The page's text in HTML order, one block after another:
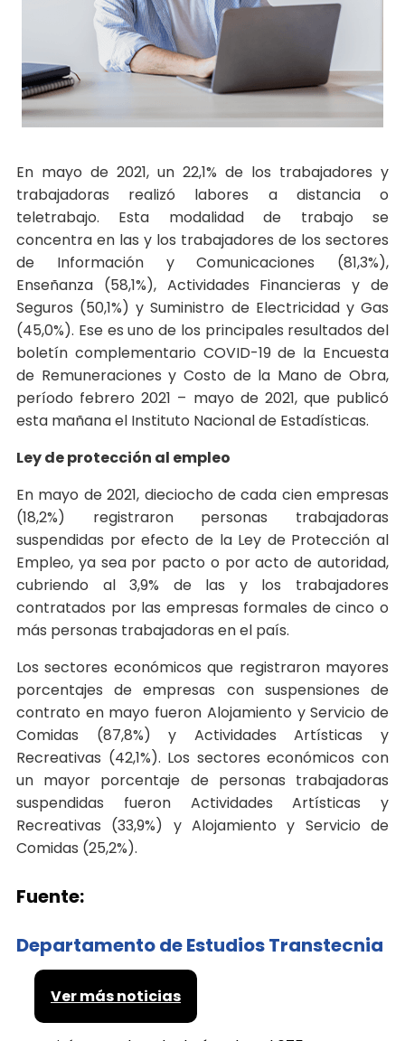
En mayo de 2021, un 22,1% de los trabajadores y
trabajadoras realizó labores a distancia o
teletrabajo. Esta modalidad de trabajo se
concentra en las y los trabajadores de los sectores
de Información y Comunicaciones (81,3%),
Enseñanza (58,1%), Actividades Financieras y de
Seguros (50,1%) y Suministro de Electricidad y Gas
(45,0%). Ese es uno de los principales resultados del
boletín complementario COVID-19 de la Encuesta
de Remuneraciones y Costo de la Mano de Obra,
período febrero 2021 – mayo de 2021, que publicó
esta mañana el Instituto Nacional de Estadísticas.
Ley de protección al empleo
En mayo de 2021, dieciocho de cada cien empresas
(18,2%) registraron personas trabajadoras
suspendidas por efecto de la Ley de Protección al
Empleo, ya sea por pacto o por acto de autoridad,
cubriendo al 3,9% de las y los trabajadores
contratados por las empresas formales de cinco o
más personas trabajadoras en el país.
Los sectores económicos que registraron mayores
porcentajes de empresas con suspensiones de
contrato en mayo fueron Alojamiento y Servicio de
Comidas (87,8%) y Actividades Artísticas y
Recreativas (42,1%). Los sectores económicos con
un mayor porcentaje de personas trabajadoras
suspendidas fueron Actividades Artísticas y
Recreativas (33,9%) y Alojamiento y Servicio de
Comidas (25,2%).
Fuente:
Departamento de Estudios Transtecnia
Ver más noticias